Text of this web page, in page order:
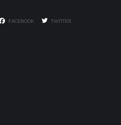
FACEBOOK TWITTER